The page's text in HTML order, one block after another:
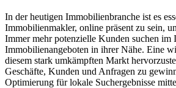
In der heutigen Immobilienbranche ist es
Immobilienmakler, online präsent zu sein,
Immer mehr potenzielle Kunden suchen im
Immobilienangeboten in ihrer Nähe. Eine
diesem stark umkämpften Markt
Geschäfte, Kunden und Anfragen zu
Optimierung für lokale Suchergebnisse